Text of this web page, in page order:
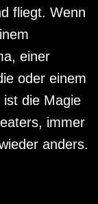
fliegt. Wenn
einer
oder einem
die Magie
immer
anders.